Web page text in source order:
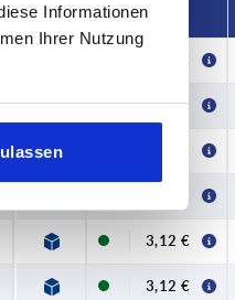
Informationen
Ihrer Nutzung
2,39 €
2,39 €
2,39 €
3,12 €
3,12 €
3,12 €